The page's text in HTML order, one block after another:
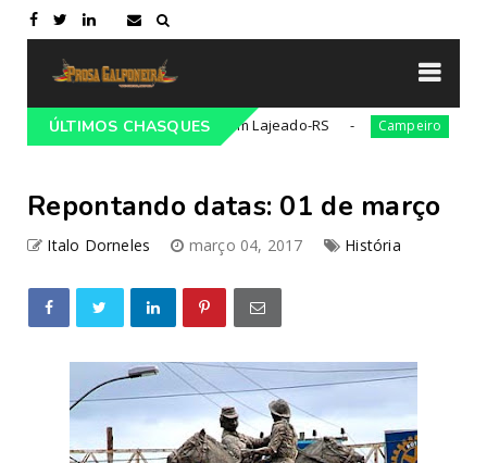
ÚLTIMOS CHASQUES
Gaúcho em Lajeado-RS Campeiro 21ª
Repontando datas: 01 de março
Italo Dorneles março 04, 2017 História